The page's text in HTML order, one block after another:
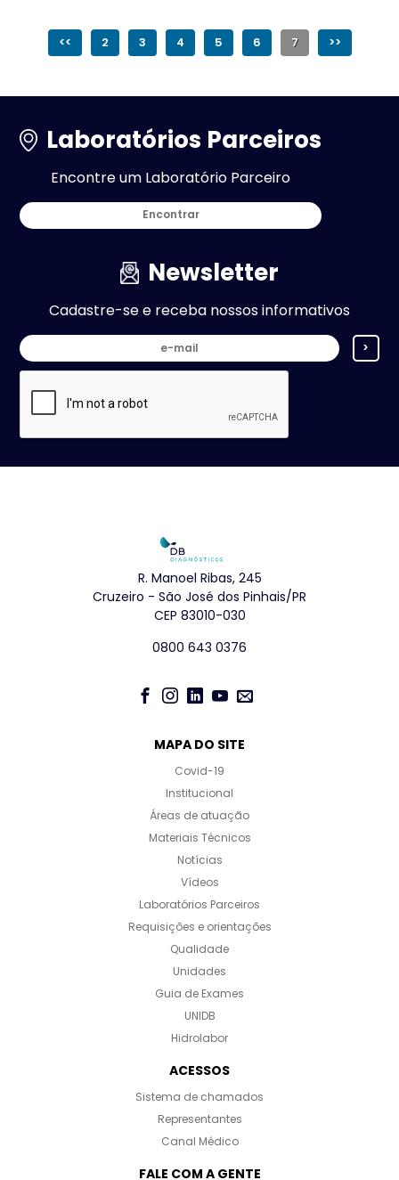
<< 2 3 4 5 6 7 >>
Laboratórios Parceiros
Encontre um Laboratório Parceiro
Encontrar
Newsletter
Cadastre-se e receba nossos informativos
>
R. Manoel Ribas, 245
Cruzeiro - São José dos Pinhais/PR
CEP 83010-030
0800 643 0376
MAPA DO SITE
Covid-19
Institucional
Áreas de atuação
Materiais Técnicos
Notícias
Vídeos
Laboratórios Parceiros
Requisições e orientações
Qualidade
Unidades
Guia de Exames
UNIDB
Hidrolabor
ACESSOS
Sistema de chamados
Representantes
Canal Médico
FALE COM A GENTE